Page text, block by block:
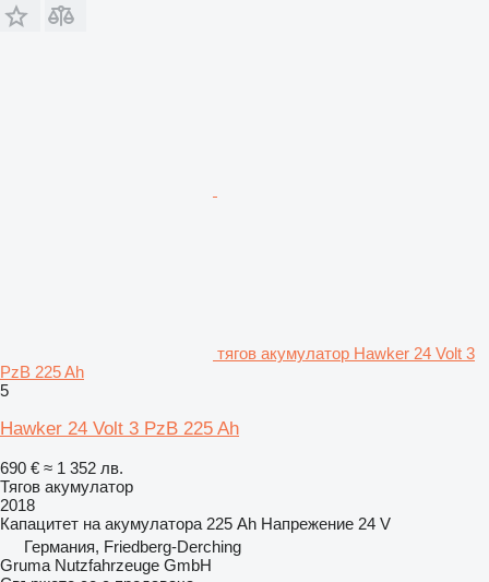
тягов акумулатор Hawker 24 Volt 3
PzB 225 Ah
5
Hawker 24 Volt 3 PzB 225 Ah
690 € ≈ 1 352 лв.
Тягов акумулатор
2018
Капацитет на акумулатора 225 Ah Напрежение 24 V
Германия, Friedberg-Derching
Gruma Nutzfahrzeuge GmbH